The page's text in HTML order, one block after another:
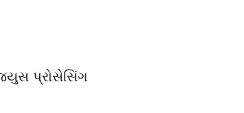
પ્રોસેસિંગ